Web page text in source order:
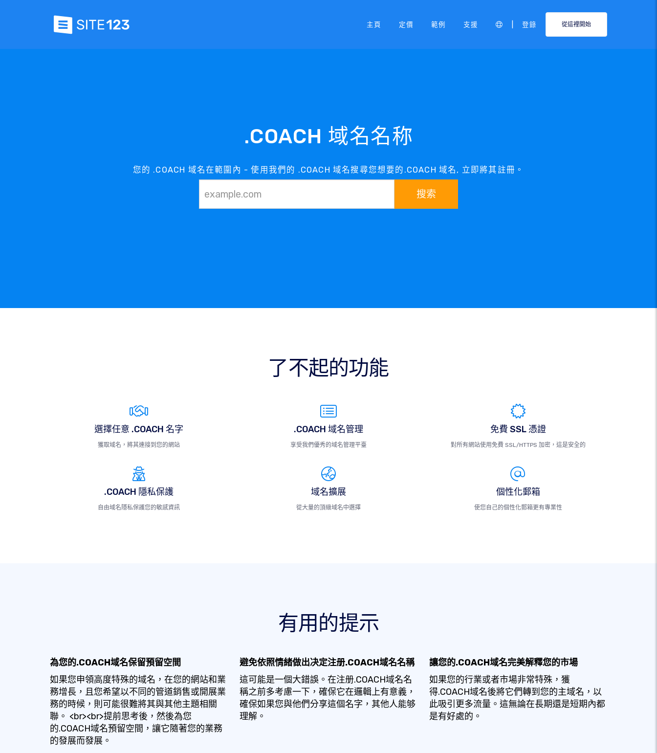
主頁 定價 範例 支援 登錄 從這裡開始
.COACH 域名名称
您的 .COACH 域名在範圍內 - 使用我們的 .COACH 域名搜尋您想要的.COACH 域名, 立即將其註冊。
搜索
了不起的功能
選擇任意 .COACH 名字
獲取域名，將其連接到您的網站
.COACH 域名管理
享受我們優秀的域名管理平臺
免費 SSL 憑證
對所有網站使用免費 SSL/HTTPS 加密，這是安全的
.COACH 隱私保護
自由域名隱私保護您的敏感資訊
域名擴展
從大量的頂級域名中選擇
個性化郵箱
使您自己的個性化郵箱更有專業性
有用的提示
為您的.COACH域名保留預留空間
如果您申領高度特殊的域名，在您的網站和業
務增長，且您希望以不同的管道銷售或開展業
務的時候，則可能很難將其與其他主題相關
聯。 <br><br>提前思考後，然後為您
的.COACH域名預留空間，讓它隨著您的業務
的發展而發展。
避免依照情緒做出决定注册.COACH域名名稱
這可能是一個大錯誤。在注册.COACH域名名
稱之前多考慮一下，確保它在邏輯上有意義，
確保如果您與他們分享這個名字，其他人能够
理解。
讓您的.COACH域名完美解釋您的市場
如果您的行業或者市場非常特殊，獲
得.COACH域名後將它們轉到您的主域名，以
此吸引更多流量。這無論在長期還是短期內都
是有好處的。